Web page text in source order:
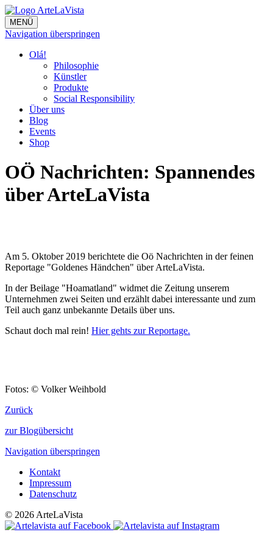
MENÜ
Navigation überspringen
Olá!
Philosophie
Künstler
Produkte
Social Responsibility
Über uns
Blog
Events
Shop
OÖ Nachrichten: Spannendes
über ArteLaVista
Am 5. Oktober 2019 berichtete die Oö Nachrichten in der feinen
Reportage "Goldenes Händchen" über ArteLaVista.
In der Beilage "Hoamatland" widmet die Zeitung unserem
Unternehmen zwei Seiten und erzählt dabei interessante und zum
Teil auch ganz unbekannte Details über uns.
Schaut doch mal rein! Hier gehts zur Reportage.
Fotos: © Volker Weihbold
Zurück
zur Blogübersicht
Navigation überspringen
Kontakt
Impressum
Datenschutz
© 2026 ArteLaVista